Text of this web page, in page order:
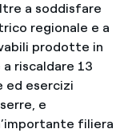
a soddisfare
regionale e a
prodotte in
riscaldare 13
ed esercizi
e
filiera